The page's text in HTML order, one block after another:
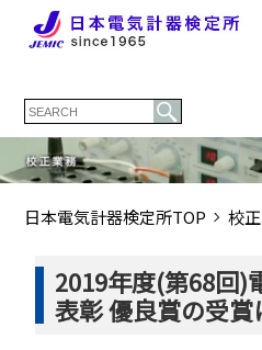
日本電気計器検定所TOP 校
2019年度(第68回)
表彰 優良賞の受賞